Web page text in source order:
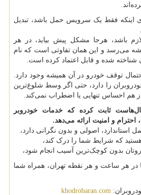
اینکه فقط یک سرویس حمل باشد، تبدیل
باشد، هرجا مشکل پیش بیاید، در هر
می‌رسد و این همان تفاوتی است که نام
شناخته شده و قابل اعتماد کرده است.
توقف خودرو در آن همیشه وجود دارد.
را دارد، حتی اگر وسط شلوغ‌ترین
هم احساس تنهایی یا اضطراب نمی‌کند.
ثابت کرده که خدمات خودروبر
و امنیت ارائه می‌دهد.
استاندارد، اصولی و بدون نگرانی دارد،
که شرایط شما را درک کند،
بدون کوچک‌ترین آسیب انجام شود،
در هر ساعت و هر نقطه تهران، همراه شما
khodrobaran.com